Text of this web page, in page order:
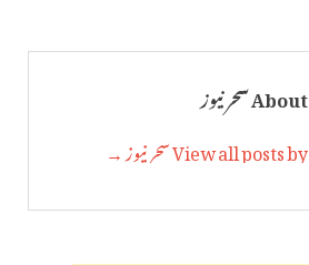
About سحر نیوز
View all posts by سحر نیوز →